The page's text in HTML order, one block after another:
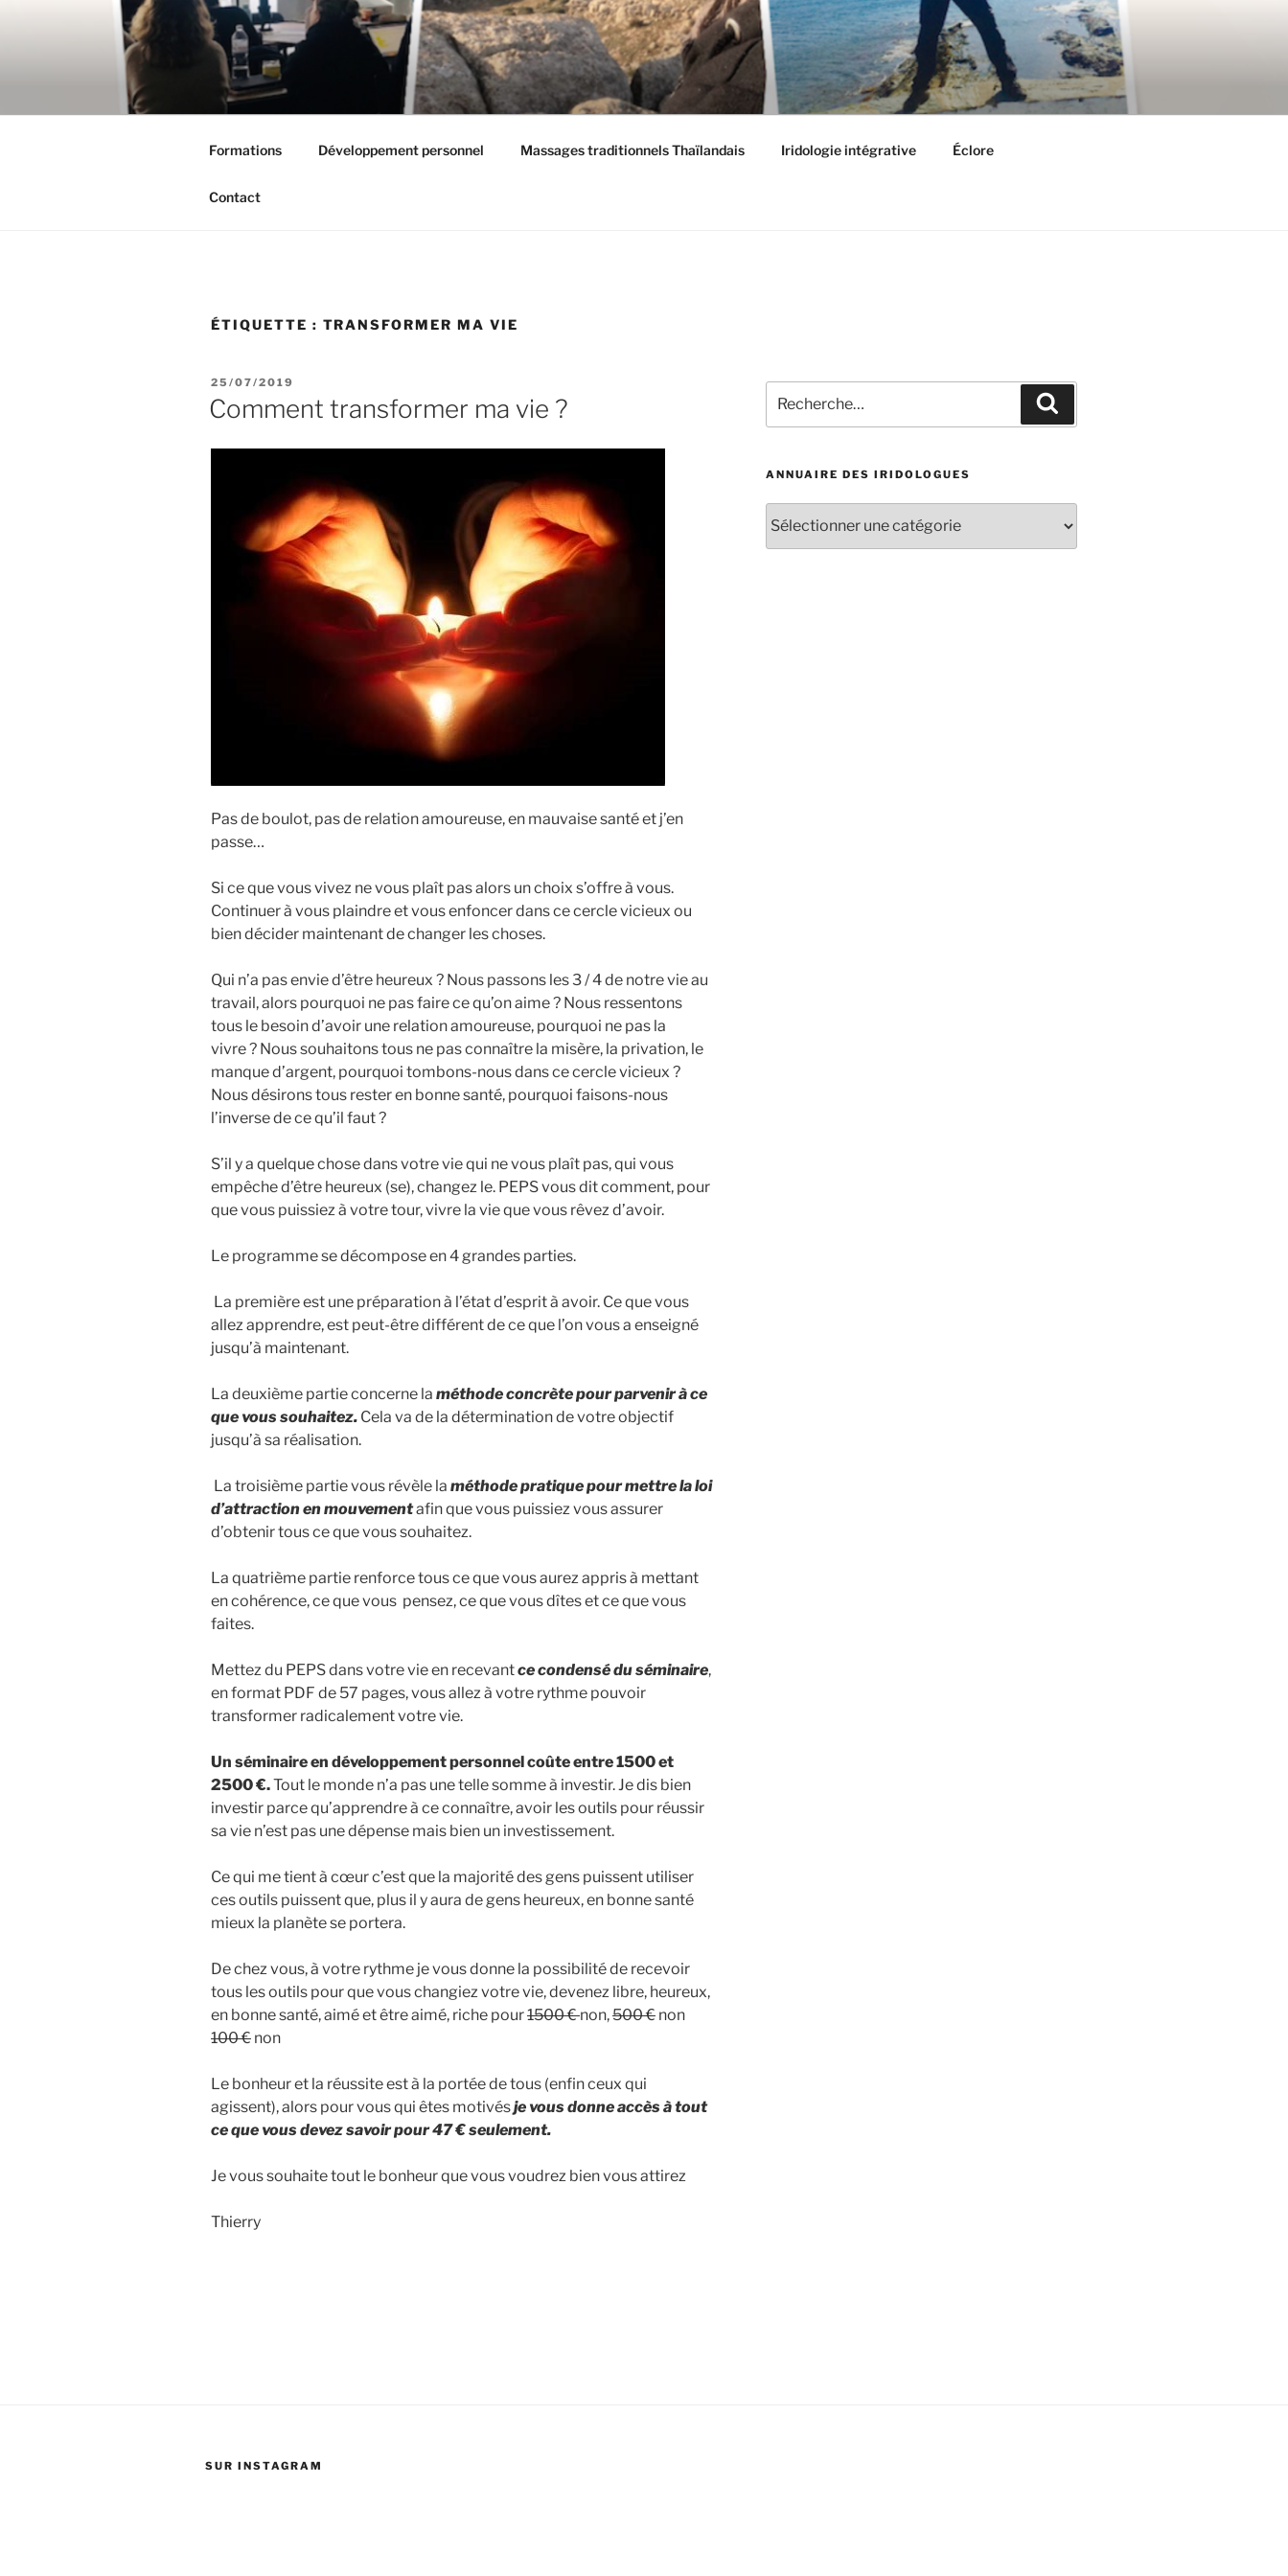
Formations Développement personnel Massages traditionnels Thaïlandais Iridologie intégrative Éclore
Contact
ÉTIQUETTE : TRANSFORMER MA VIE
PUBLIÉ
LE
25/07/2019
Comment transformer ma vie ?
Pas de boulot, pas de relation amoureuse, en mauvaise santé et j’en
passe…
Si ce que vous vivez ne vous plaît pas alors un choix s’offre à vous.
Continuer à vous plaindre et vous enfoncer dans ce cercle vicieux ou
bien décider maintenant de changer les choses.
Qui n’a pas envie d’être heureux ? Nous passons les 3 / 4 de notre vie au
travail, alors pourquoi ne pas faire ce qu’on aime ? Nous ressentons
tous le besoin d’avoir une relation amoureuse, pourquoi ne pas la
vivre ? Nous souhaitons tous ne pas connaître la misère, la privation, le
manque d’argent, pourquoi tombons-nous dans ce cercle vicieux ?
Nous désirons tous rester en bonne santé, pourquoi faisons-nous
l’inverse de ce qu’il faut ?
S’il y a quelque chose dans votre vie qui ne vous plaît pas, qui vous
empêche d’être heureux (se), changez le. PEPS vous dit comment, pour
que vous puissiez à votre tour, vivre la vie que vous rêvez d’avoir.
Le programme se décompose en 4 grandes parties.
La première est une préparation à l’état d’esprit à avoir. Ce que vous
allez apprendre, est peut-être différent de ce que l’on vous a enseigné
jusqu’à maintenant.
La deuxième partie concerne la méthode concrète pour parvenir à ce
que vous souhaitez. Cela va de la détermination de votre objectif
jusqu’à sa réalisation.
La troisième partie vous révèle la méthode pratique pour mettre la loi
d’attraction en mouvementafin que vous puissiez vous assurer
d’obtenir tous ce que vous souhaitez.
La quatrième partie renforce tous ce que vous aurez appris à mettant
en cohérence, ce que vous pensez, ce que vous dîtes et ce que vous
faites.
Mettez du PEPS dans votre vie en recevantce condensé du séminaire,
en format PDF de 57 pages, vous allez à votre rythme pouvoir
transformer radicalement votre vie.
Un séminaire en développement personnel coûte entre 1500 et
2500 €.Tout le monde n’a pas une telle somme à investir. Je dis bien
investir parce qu’apprendre à ce connaître, avoir les outils pour réussir
sa vie n’est pas une dépense mais bien un investissement.
Ce qui me tient à cœur c’est que la majorité des gens puissent utiliser
ces outils puissent que, plus il y aura de gens heureux, en bonne santé
mieux la planète se portera.
De chez vous, à votre rythme je vous donne la possibilité de recevoir
tous les outils pour que vous changiez votre vie, devenez libre, heureux,
en bonne santé, aimé et être aimé, riche pour1500 €non,500 € non
100 € non
Le bonheur et la réussite est à la portée de tous (enfin ceux qui
agissent), alors pour vous qui êtes motivésje vous donne accès à tout
ce que vous devez savoir pour 47 € seulement.
Je vous souhaite tout le bonheur que vous voudrez bien vous attirez
Thierry
pour
:
ANNUAIRE DES IRIDOLOGUES
des
iridologues
SUR INSTAGRAM